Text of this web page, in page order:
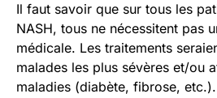
Il faut savoir que sur tous les
NASH, tous ne nécessitent pas
médicale. Les traitements
malades les plus sévères et/ou
maladies (diabète, fibrose,